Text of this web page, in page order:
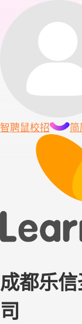
智聘鼠校招 简
成都乐
司